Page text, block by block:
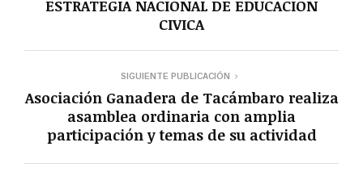
ESTRATEGIA NACIONAL DE EDUCACION
CIVICA
SIGUIENTE PUBLICACIÓN
Asociación Ganadera de Tacámbaro realiza
asamblea ordinaria con amplia
participación y temas de su actividad